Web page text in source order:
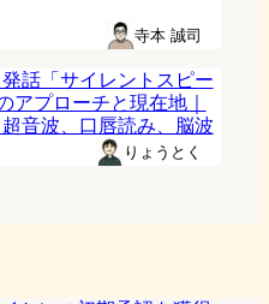
寺本 誠司
話「サイレントスピー
アプローチと現在地｜
音波、口唇読み、脳波
りょうとく